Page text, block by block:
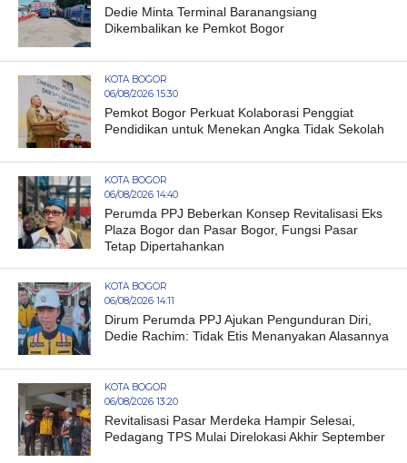
Dedie Minta Terminal Baranangsiang
Dikembalikan ke Pemkot Bogor
KOTA BOGOR
06/08/2026 15:30
Pemkot Bogor Perkuat Kolaborasi Penggiat
Pendidikan untuk Menekan Angka Tidak Sekolah
KOTA BOGOR
06/08/2026 14:40
Perumda PPJ Beberkan Konsep Revitalisasi Eks
Plaza Bogor dan Pasar Bogor, Fungsi Pasar
Tetap Dipertahankan
KOTA BOGOR
06/08/2026 14:11
Dirum Perumda PPJ Ajukan Pengunduran Diri,
Dedie Rachim: Tidak Etis Menanyakan Alasannya
KOTA BOGOR
06/08/2026 13:20
Revitalisasi Pasar Merdeka Hampir Selesai,
Pedagang TPS Mulai Direlokasi Akhir September